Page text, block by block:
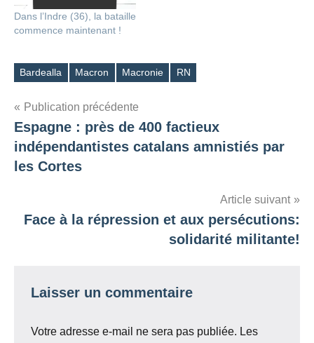
Dans l’Indre (36), la bataille
commence maintenant !
Étiquettes
Bardealla Macron Macronie RN
Navigation
de
l’article
Publication précédente
Espagne : près de 400 factieux
indépendantistes catalans amnistiés par
les Cortes
Article suivant
Face à la répression et aux persécutions:
solidarité militante!
Laisser un commentaire
Votre adresse e-mail ne sera pas publiée. Les